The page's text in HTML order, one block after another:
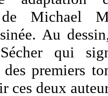
Michael
Au
qui
des premiers
ces deux